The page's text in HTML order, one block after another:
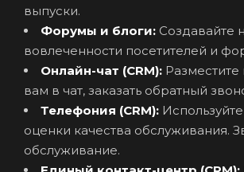
выпуски.
Форумы и блоги: Создавайте
вовлеченности посетителей и
Онлайн-чат (CRM):
вам в чат, заказать обратный
Телефония (CRM):
оценки качества обслуживания.
обслуживание.